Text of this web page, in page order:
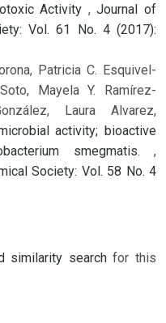
Activity ,Journal of
Vol. 61 No. 4 (2017):
Patricia C. Esquivel-
Mayela Y. Ramírez-
Laura Alvarez,
activity; bioactive
smegmatis. ,
Society: Vol. 58 No. 4
similarity searchfor this